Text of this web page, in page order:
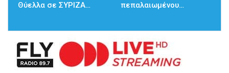
Θύελλα σε ΣΥΡΙΖΑ…
πεπαλαιωμένου…